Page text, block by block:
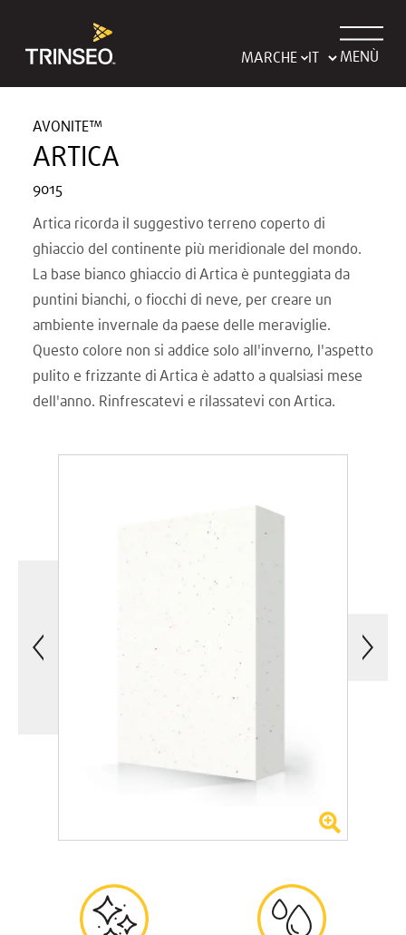
MARCHE MENÙ
AVONITE™
ARTICA
9015
Artica ricorda il suggestivo terreno coperto di
ghiaccio del continente più meridionale del mondo.
La base bianco ghiaccio di Artica è punteggiata da
puntini bianchi, o fiocchi di neve, per creare un
ambiente invernale da paese delle meraviglie.
Questo colore non si addice solo all'inverno, l'aspetto
pulito e frizzante di Artica è adatto a qualsiasi mese
dell'anno. Rinfrescatevi e rilassatevi con Artica.